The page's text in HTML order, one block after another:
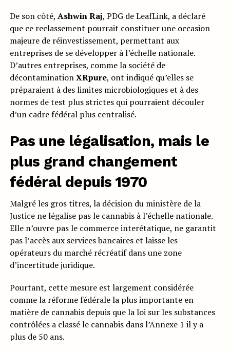
De son côté, Ashwin Raj, PDG de LeafLink, a déclaré
que ce reclassement pourrait constituer une occasion
majeure de réinvestissement, permettant aux
entreprises de se développer à l’échelle nationale.
D’autres entreprises, comme la société de
décontaminationXRpure, ont indiqué qu’elles se
préparaient à des limites microbiologiques et à des
normes de test plus strictes qui pourraient découler
d’un cadre fédéral plus centralisé.
Pas une légalisation, mais le
plus grand changement
fédéral depuis 1970
Malgré les gros titres, la décision du ministère de la
Justice ne légalise pas le cannabis à l’échelle nationale.
Elle n’ouvre pas le commerce interétatique, ne garantit
pas l’accès aux services bancaires et laisse les
opérateurs du marché récréatif dans une zone
d’incertitude juridique.
Pourtant, cette mesure est largement considérée
comme la réforme fédérale la plus importante en
matière de cannabis depuis que la loi sur les substances
contrôlées a classé le cannabis dans l’Annexe 1 il y a
plus de 50 ans.